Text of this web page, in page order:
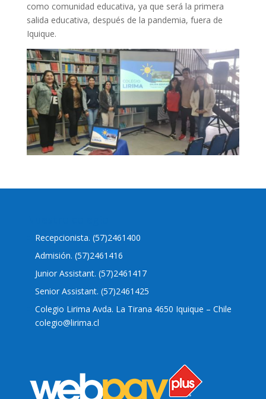
como comunidad educativa, ya que será la primera
salida educativa, después de la pandemia, fuera de
Iquique.
Recepcionista. (57)2461400
Admisión. (57)2461416
Junior Assistant. (57)2461417
Senior Assistant. (57)2461425
Colegio Lirima Avda. La Tirana 4650 Iquique – Chile
colegio@lirima.cl